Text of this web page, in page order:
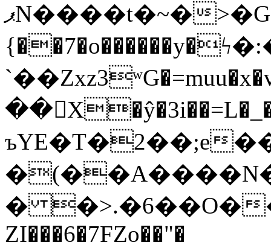
ޕN����t�~�>�G�{�Wރ�sl̞�@x_:�ˏ��՛��zU;wk�F�m�q}
ъYE�T�2��;e
� �>.�6��O�
ZI���6�7FZo��"�